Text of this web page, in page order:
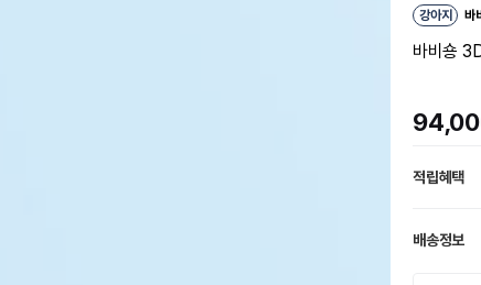
강아지 바
바비숑
적립혜택
배송정보